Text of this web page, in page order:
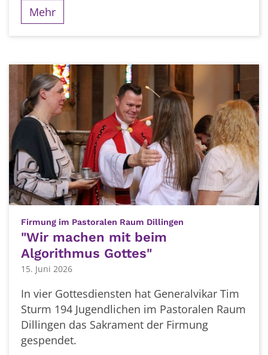
Mehr
Firmung im Pastoralen Raum Dillingen
"Wir machen mit beim
Algorithmus Gottes"
15. Juni 2026
In vier Gottesdiensten hat Generalvikar Tim
Sturm 194 Jugendlichen im Pastoralen Raum
Dillingen das Sakrament der Firmung
gespendet.